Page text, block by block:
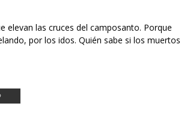
elevan las cruces del camposanto. Porque
por los idos. Quién sabe si los muertos